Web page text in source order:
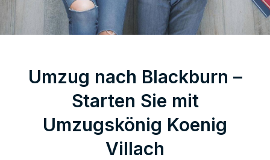
Umzug nach Blackburn –
Starten Sie mit
Umzugskönig Koenig
Villach